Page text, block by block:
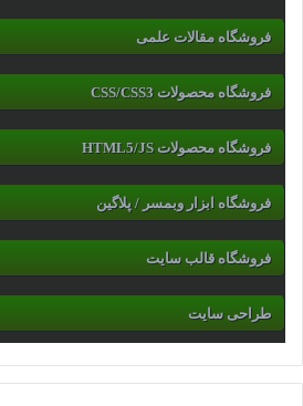
فروشگاه مقالات علمی
فروشگاه محصولات CSS/CSS3
فروشگاه محصولات HTML5/JS
فروشگاه ابزار وبمسر / پلاگین
فروشگاه قالب سایت
طراحی سایت